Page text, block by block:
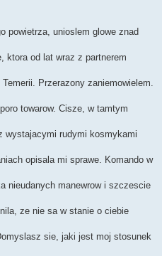
powietrza, unioslem glowe znad
ktora od lat wraz z partnerem
Przerazony zaniemowielem.
towarow. Cisze, w tamtym
wystajacymi rudymi kosmykami
opisala mi sprawe. Komando w
nieudanych manewrow i szczescie
ze nie sa w stanie o ciebie
sie, jaki jest moj stosunek